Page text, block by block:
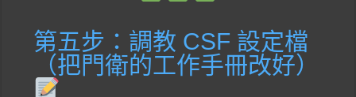
第五步：調教 CSF 設定檔
（把門衛的工作手冊改好）